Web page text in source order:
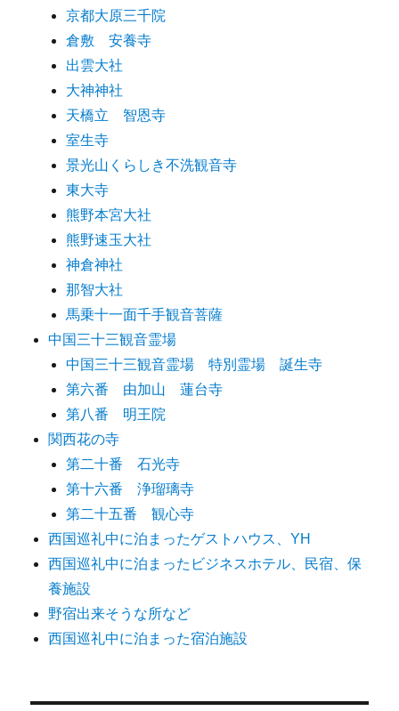
京都大原三千院
倉敷 安養寺
出雲大社
大神神社
天橋立 智恩寺
室生寺
景光山くらしき不洗観音寺
東大寺
熊野本宮大社
熊野速玉大社
神倉神社
那智大社
馬乗十一面千手観音菩薩
中国三十三観音霊場
中国三十三観音霊場 特別霊場 誕生寺
第六番 由加山 蓮台寺
第八番 明王院
関西花の寺
第二十番 石光寺
第十六番 浄瑠璃寺
第二十五番 観心寺
西国巡礼中に泊まったゲストハウス、YH
西国巡礼中に泊まったビジネスホテル、民宿、保
養施設
野宿出来そうな所など
西国巡礼中に泊まった宿泊施設